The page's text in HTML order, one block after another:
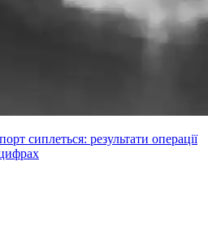
сиплеться: результати операції